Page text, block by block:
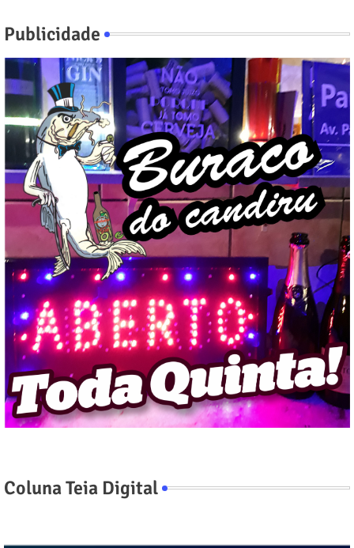
Publicidade
Coluna Teia Digital